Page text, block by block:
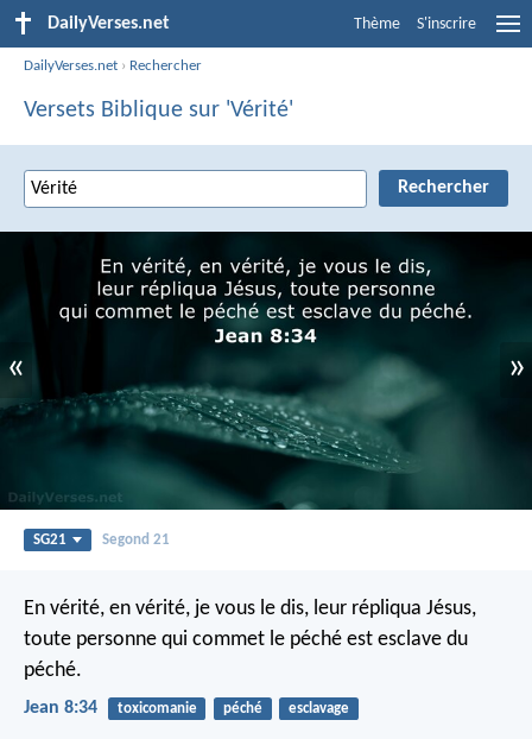
DailyVerses.net Thème S'inscrire
DailyVerses.net › Rechercher
Versets Biblique sur 'Vérité'
« »
SG21 Segond 21
En vérité, en vérité, je vous le dis, leur répliqua Jésus,
toute personne qui commet le péché est esclave du
péché.
Jean 8:34 toxicomanie péché esclavage